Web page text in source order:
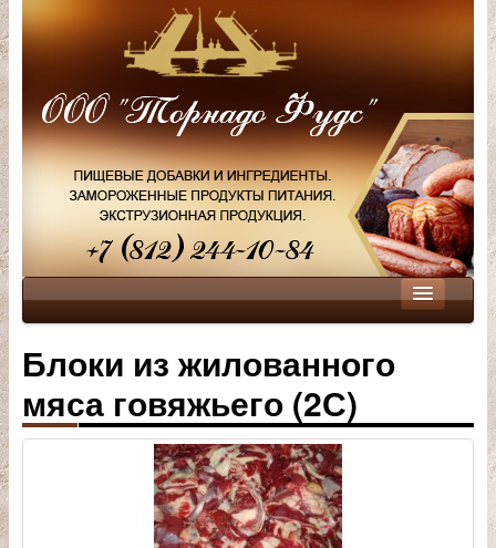
О компании
Пищевые добавки
Сотрудничество
Блоки из жилованного
мяса говяжьего (2С)